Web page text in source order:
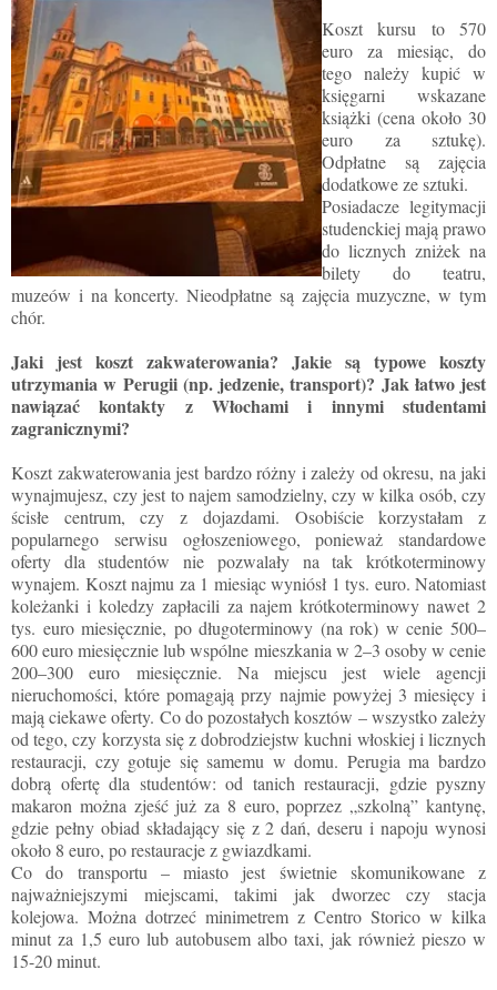
Koszt kursu to 570
euro za miesiąc, do
tego należy kupić w
księgarni wskazane
książki (cena około 30
euro za sztukę).
Odpłatne są zajęcia
dodatkowe ze sztuki.
Posiadacze legitymacji
studenckiej mają prawo
do licznych zniżek na
bilety do teatru,
muzeów i na koncerty. Nieodpłatne są zajęcia muzyczne, w tym
chór.
Jaki jest koszt zakwaterowania? Jakie są typowe koszty
utrzymania w Perugii (np. jedzenie, transport)? Jak łatwo jest
nawiązać kontakty z Włochami i innymi studentami
zagranicznymi?
Koszt zakwaterowania jest bardzo różny i zależy od okresu, na jaki
wynajmujesz, czy jest to najem samodzielny, czy w kilka osób, czy
ścisłe centrum, czy z dojazdami. Osobiście korzystałam z
popularnego serwisu ogłoszeniowego, ponieważ standardowe
oferty dla studentów nie pozwalały na tak krótkoterminowy
wynajem. Koszt najmu za 1 miesiąc wyniósł 1 tys. euro. Natomiast
koleżanki i koledzy zapłacili za najem krótkoterminowy nawet 2
tys. euro miesięcznie, po długoterminowy (na rok) w cenie 500–
600 euro miesięcznie lub wspólne mieszkania w 2–3 osoby w cenie
200–300 euro miesięcznie. Na miejscu jest wiele agencji
nieruchomości, które pomagają przy najmie powyżej 3 miesięcy i
mają ciekawe oferty. Co do pozostałych kosztów – wszystko zależy
od tego, czy korzysta się z dobrodziejstw kuchni włoskiej i licznych
restauracji, czy gotuje się samemu w domu. Perugia ma bardzo
dobrą ofertę dla studentów: od tanich restauracji, gdzie pyszny
makaron można zjeść już za 8 euro, poprzez „szkolną” kantynę,
gdzie pełny obiad składający się z 2 dań, deseru i napoju wynosi
około 8 euro, po restauracje z gwiazdkami.
Co do transportu – miasto jest świetnie skomunikowane z
najważniejszymi miejscami, takimi jak dworzec czy stacja
kolejowa. Można dotrzeć minimetrem z Centro Storico w kilka
minut za 1,5 euro lub autobusem albo taxi, jak również pieszo w
15-20 minut.